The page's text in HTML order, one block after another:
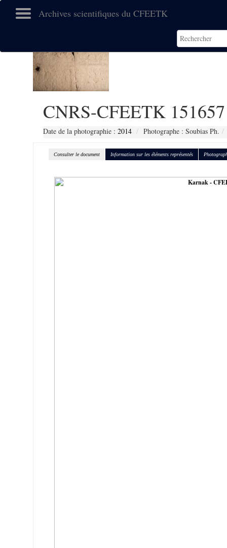
Archives scientifiques du CFEETK
CNRS-CFEETK 151657
Date de la photographie : 2014 Photographe : Soubias Ph.
Consulter le document Information sur les éléments représentés